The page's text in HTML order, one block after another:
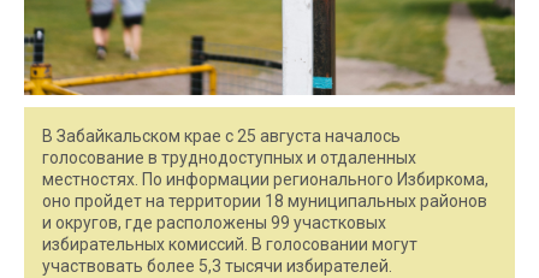
В Забайкальском крае с 25 августа началось
голосование в труднодоступных и отдаленных
местностях. По информации регионального Избиркома,
оно пройдет на территории 18 муниципальных районов
и округов, где расположены 99 участковых
избирательных комиссий. В голосовании могут
участвовать более 5,3 тысячи избирателей.